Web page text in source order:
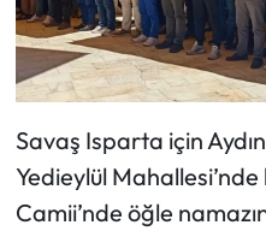
Savaş Isparta için
Yedieylül
Camii’nde öğle